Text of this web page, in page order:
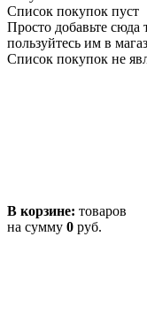
Список покупок пуст
Просто добавьте сюда
пользуйтесь им в
Список покупок не
В корзине: товаров
на сумму 0 руб.